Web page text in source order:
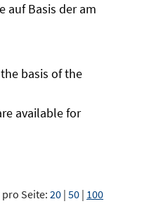
auf Basis der am
basis of the
available for
Seite:20 | 50 | 100